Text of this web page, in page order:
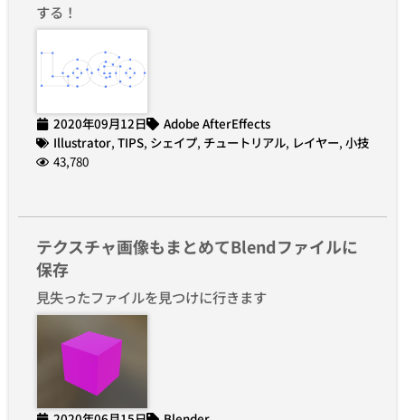
する！
2020年09月12日
Adobe AfterEffects
Illustrator, TIPS, シェイプ, チュートリアル, レイヤー, 小技
43,780
テクスチャ画像もまとめてBlendファイルに
保存
見失ったファイルを見つけに行きます